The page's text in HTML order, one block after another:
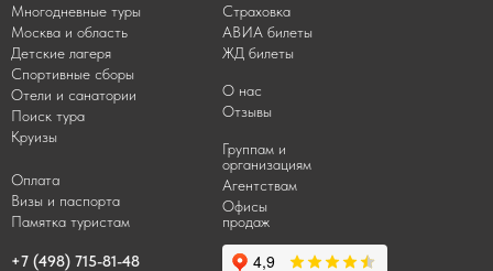
+7 (498) 715-81-48
Круизы
Отели и санатории
Поиск тура
Многодневные туры
Детские лагеря
Спортивные сборы
Москва и область
Оплата
Визы и паспорта
Памятка туристам
Отзывы
О нас
Страховка
АВИА билеты
ЖД билеты
Офисы
продаж
Агентствам
Группам и
организациям